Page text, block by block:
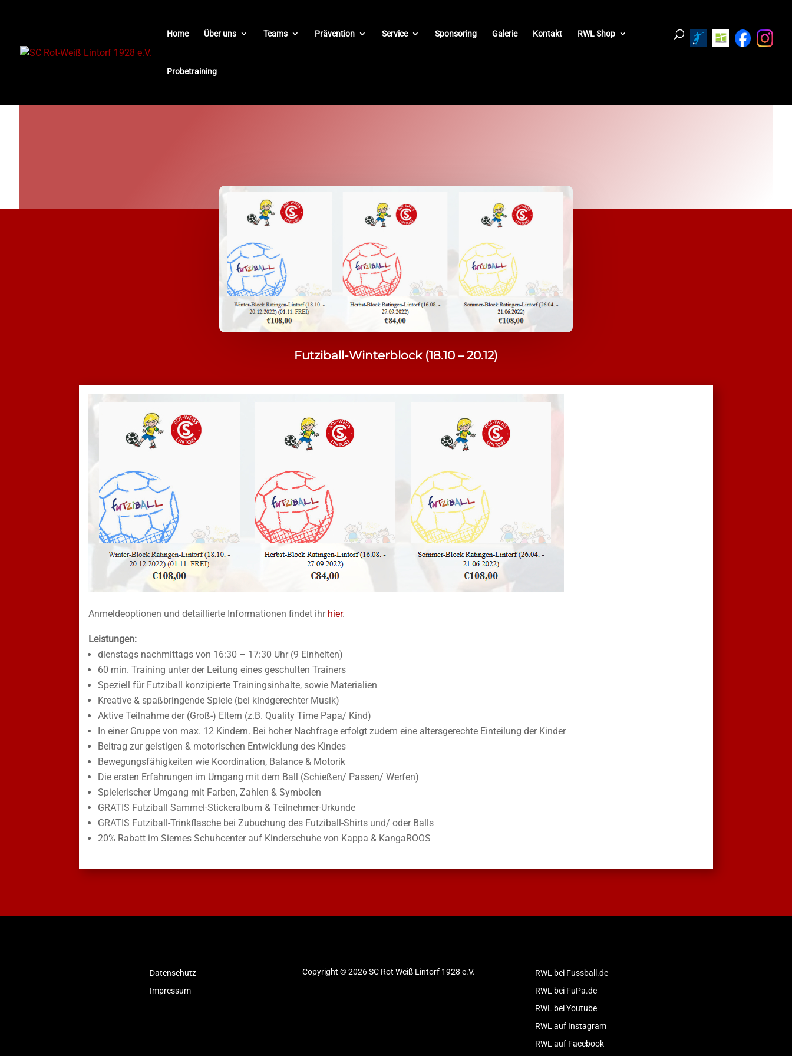
Home Über uns Teams Prävention Service Sponsoring Galerie Kontakt RWL Shop
Probetraining
Futziball-Winterblock (18.10 – 20.12)
Anmeldeoptionen und detaillierte Informationen findet ihr hier.
Leistungen:
dienstags nachmittags von 16:30 – 17:30 Uhr (9 Einheiten)
60 min. Training unter der Leitung eines geschulten Trainers
Speziell für Futziball konzipierte Trainingsinhalte, sowie Materialien
Kreative & spaßbringende Spiele (bei kindgerechter Musik)
Aktive Teilnahme der (Groß-) Eltern (z.B. Quality Time Papa/ Kind)
In einer Gruppe von max. 12 Kindern. Bei hoher Nachfrage erfolgt zudem eine altersgerechte Einteilung der Kinder
Beitrag zur geistigen & motorischen Entwicklung des Kindes
Bewegungsfähigkeiten wie Koordination, Balance & Motorik
Die ersten Erfahrungen im Umgang mit dem Ball (Schießen/ Passen/ Werfen)
Spielerischer Umgang mit Farben, Zahlen & Symbolen
GRATIS Futziball Sammel-Stickeralbum & Teilnehmer-Urkunde
GRATIS Futziball-Trinkflasche bei Zubuchung des Futziball-Shirts und/ oder Balls
20% Rabatt im Siemes Schuhcenter auf Kinderschuhe von Kappa & KangaROOS
Datenschutz
Impressum
Copyright © 2026 SC Rot Weiß Lintorf 1928 e.V.
RWL bei Fussball.de
RWL bei FuPa.de
RWL bei Youtube
RWL auf Instagram
RWL auf Facebook